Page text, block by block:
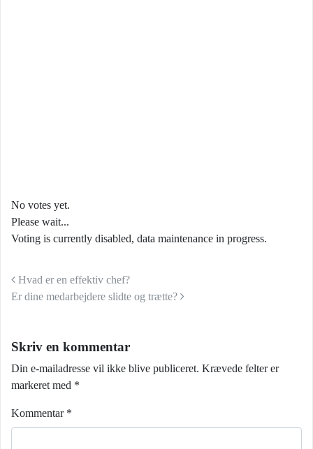
No votes yet.
Please wait...
Voting is currently disabled, data maintenance in progress.
Indlæg navigation
Hvad er en effektiv chef?
Er dine medarbejdere slidte og trætte?
Skriv en kommentar
Din e-mailadresse vil ikke blive publiceret. Krævede felter er
markeret med *
Kommentar *